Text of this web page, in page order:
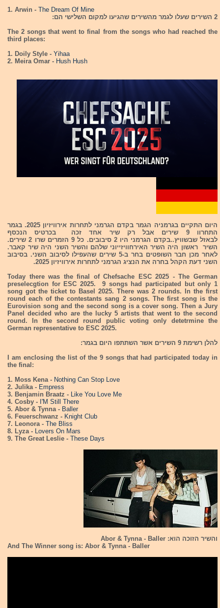
1. Arwin - The Dream Of Mine
2 השירים שעלו לגמר מהשירים שהגיעו למקום השלישי הם:
The 2 songs that went to final from the songs who had reached the
third places:
1. Doily Style - Yihaa
2. Meira Omar - Hush Hush
היום התקיים בגרמניה הגמר בקדם הגרמני לתחרות אירוויזיון 2025. בגמר
התחרוו 9 שירים אבל רק שיר אחד זכה בכרטיס הנכסף
לבאזל שבשוויץ..בקדם הגרמני היו 2 סיבובים. כל 9 הזמרים שרו 2 שירים.
השיר ראשון היה השיר האירחוויזייוני שלהם והשיר השני היה שיר קאבר.
לאחר מכן חבר השופטים בחר ב-5 שירים שהעפילו לסיבוב השני. בסיבוב
השני דעת הקהל בחרה את הנציג הגרמני לתחרות אירוויזיון 2025.
Today there was the final of Chefsache ESC 2025 - The German
preselecgtion for ESC 2025. 9 songs had participated but only 1
song got the ticket to Basel 2025. There was 2 rounds. In the first
round each of the contestants sang 2 songs. The first song is the
Eurovision song and the second song is a cover song. Then a Jury
Panel decided who are the lucky 5 artists that went to the second
round. In the second round public voting only detetrmine the
German representative to ESC 2025.
להלן רשימת 9 השירים אשר השתתפו היום בגמר:
I am enclosing the list of the 9 songs that had participated today in
the final:
1. Moss Kena - Nothing Can Stop Love
2. Julika - Empress
3. Benjamin Braatz -
Like You Love Me
4. Cosby - I'M Still There
5. Abor & Tynna - Baller
6. Feuerschwanz - Knight Club
7. Leonora - The Bliss
8. Lyza -
Lovers On Mars
9. The Great Leslie - These Days
והשיר הזוכה הוא: Abor & Tynna - Baller
And The Winner song is: Abor & Tynna - Baller